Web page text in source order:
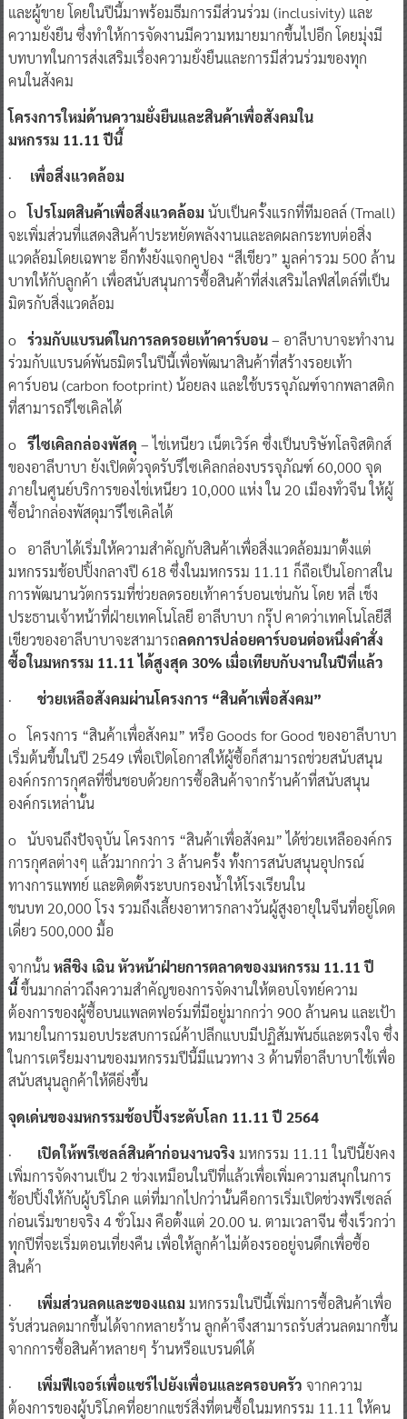
และผู้ขาย โดยในปีนี้มาพร้อมธีมการมีส่วนร่วม (inclusivity) และ
ความยั่งยืน ซึ่งทำให้การจัดงานมีความหมายมากขึ้นไปอีก โดยมุ่งมี
บทบาทในการส่งเสริมเรื่องความยั่งยืนและการมีส่วนร่วมของทุก
คนในสังคม
โครงการใหม่ด้านความยั่งยืนและสินค้าเพื่อสังคมใน
มหกรรม 11.11 ปีนี้
· เพื่อสิ่งแวดล้อม
o โปรโมตสินค้าเพื่อสิ่งแวดล้อม นับเป็นครั้งแรกที่ทีมอลล์ (Tmall)
จะเพิ่มส่วนที่แสดงสินค้าประหยัดพลังงานและลดผลกระทบต่อสิ่ง
แวดล้อมโดยเฉพาะ อีกทั้งยังแจกคูปอง “สีเขียว” มูลค่ารวม 500 ล้าน
บาทให้กับลูกค้า เพื่อสนับสนุนการซื้อสินค้าที่ส่งเสริมไลฟ์สไตล์ที่เป็น
มิตรกับสิ่งแวดล้อม
o ร่วมกับแบรนด์ในการลดรอยเท้าคาร์บอน– อาลีบาบาจะทำงาน
ร่วมกับแบรนด์พันธมิตรในปีนี้เพื่อพัฒนาสินค้าที่สร้างรอยเท้า
คาร์บอน (carbon footprint) น้อยลง และใช้บรรจุภัณฑ์จากพลาสติก
ที่สามารถรีไซเคิลได้
o รีไซเคิลกล่องพัสดุ – ไช่เหนียว เน็ตเวิร์ค ซึ่งเป็นบริษัทโลจิสติกส์
ของอาลีบาบา ยังเปิดตัวจุดรับรีไซเคิลกล่องบรรจุภัณฑ์ 60,000 จุด
ภายในศูนย์บริการของไช่เหนียว 10,000 แห่ง ใน 20 เมืองทั่วจีน ให้ผู้
ซื้อนำกล่องพัสดุมารีไซเคิลได้
o อาลีบาได้เริ่มให้ความสำคัญกับสินค้าเพื่อสิ่งแวดล้อมมาตั้งแต่
มหกรรมช้อปปิ้งกลางปี 618 ซึ่งในมหกรรม 11.11 ก็ถือเป็นโอกาสใน
การพัฒนานวัตกรรมที่ช่วยลดรอยเท้าคาร์บอนเช่นกัน โดย หลี่ เช็ง
ประธานเจ้าหน้าที่ฝ่ายเทคโนโลยี อาลีบาบา กรุ๊ป คาดว่าเทคโนโลยีสี
เขียวของอาลีบาบาจะสามารถลดการปล่อยคาร์บอนต่อหนึ่งคำสั่ง
ซื้อในมหกรรม 11.11 ได้สูงสุด 30% เมื่อเทียบกับงานในปีที่แล้ว
· ช่วยเหลือสังคมผ่านโครงการ “สินค้าเพื่อสังคม”
o โครงการ “สินค้าเพื่อสังคม” หรือ Goods for Good ของอาลีบาบา
เริ่มต้นขึ้นในปี 2549 เพื่อเปิดโอกาสให้ผู้ซื้อก็สามารถช่วยสนับสนุน
องค์กรการกุศลที่ชื่นชอบด้วยการซื้อสินค้าจากร้านค้าที่สนับสนุน
องค์กรเหล่านั้น
o นับจนถึงปัจจุบัน โครงการ “สินค้าเพื่อสังคม” ได้ช่วยเหลือองค์กร
การกุศลต่างๆ แล้วมากกว่า 3 ล้านครั้ง ทั้งการสนับสนุนอุปกรณ์
ทางการแพทย์ และติดตั้งระบบกรองน้ำให้โรงเรียนใน
ชนบท 20,000 โรง รวมถึงเลี้ยงอาหารกลางวันผู้สูงอายุในจีนที่อยู่โดด
เดี่ยว 500,000 มื้อ
จากนั้นหลีชิง เฉิน หัวหน้าฝ่ายการตลาดของมหกรรม 11.11 ปี
นี้ขึ้นมากล่าวถึงความสำคัญของการจัดงานให้ตอบโจทย์ความ
ต้องการของผู้ซื้อบนแพลตฟอร์มที่มีอยู่มากกว่า 900 ล้านคน และเป้า
หมายในการมอบประสบการณ์ค้าปลีกแบบมีปฏิสัมพันธ์และตรงใจ ซึ่ง
ในการเตรียมงานของมหกรรมปีนี้มีแนวทาง 3 ด้านที่อาลีบาบาใช้เพื่อ
สนับสนุนลูกค้าให้ดียิ่งขึ้น
จุดเด่นของมหกรรมช้อปปิ้งระดับโลก 11.11 ปี 2564
· เปิดให้พรีเซลล์สินค้าก่อนงานจริง มหกรรม 11.11 ในปีนี้ยังคง
เพิ่มการจัดงานเป็น 2 ช่วงเหมือนในปีที่แล้วเพื่อเพิ่มความสนุกในการ
ช้อปปิ้งให้กับผู้บริโภค แต่ที่มากไปกว่านั้นคือการเริ่มเปิดช่วงพรีเซลล์
ก่อนเริ่มขายจริง 4 ชั่วโมง คือตั้งแต่ 20.00 น. ตามเวลาจีน ซึ่งเร็วกว่า
ทุกปีที่จะเริ่มตอนเที่ยงคืน เพื่อให้ลูกค้าไม่ต้องรออยู่จนดึกเพื่อซื้อ
สินค้า
· เพิ่มส่วนลดและของแถม มหกรรมในปีนี้เพิ่มการซื้อสินค้าเพื่อ
รับส่วนลดมากขึ้นได้จากหลายร้าน ลูกค้าจึงสามารถรับส่วนลดมากขึ้น
จากการซื้อสินค้าหลายๆ ร้านหรือแบรนด์ได้
· เพิ่มฟีเจอร์เพื่อแชร์ไปยังเพื่อนและครอบครัว จากความ
ต้องการของผู้บริโภคที่อยากแชร์สิ่งที่ตนซื้อในมหกรรม 11.11 ให้คน